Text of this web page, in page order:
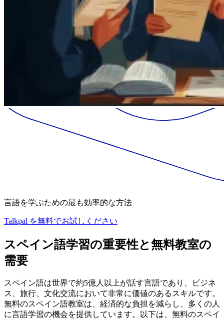
言語を学ぶための最も効率的な方法
Talkpal を無料でお試しください
スペイン語学習の重要性と無料教室の
需要
スペイン語は世界で約5億人以上が話す言語であり、ビジネ
ス、旅行、文化交流において非常に価値のあるスキルです。
無料のスペイン語教室は、経済的な負担を減らし、多くの人
に言語学習の機会を提供しています。以下は、無料のスペイ